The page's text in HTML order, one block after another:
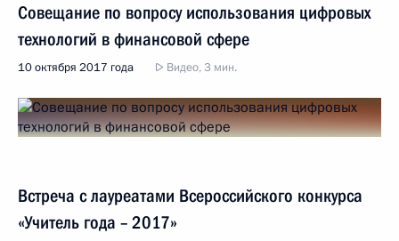
Совещание по вопросу использования цифровых
технологий в финансовой сфере
10 октября 2017 года Видео, 3 мин.
Встреча с лауреатами Всероссийского конкурса
«Учитель года – 2017»